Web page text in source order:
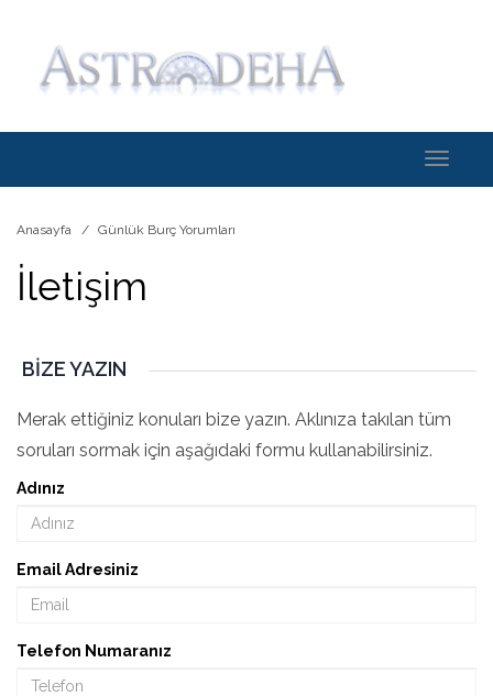
Toggle
Anasayfa Günlük Burç Yorumları
İletişim
BIZE YAZIN
Merak ettiğiniz konuları bize yazın. Aklınıza takılan tüm
soruları sormak için aşağıdaki formu kullanabilirsiniz.
Adınız
Email Adresiniz
Telefon Numaranız